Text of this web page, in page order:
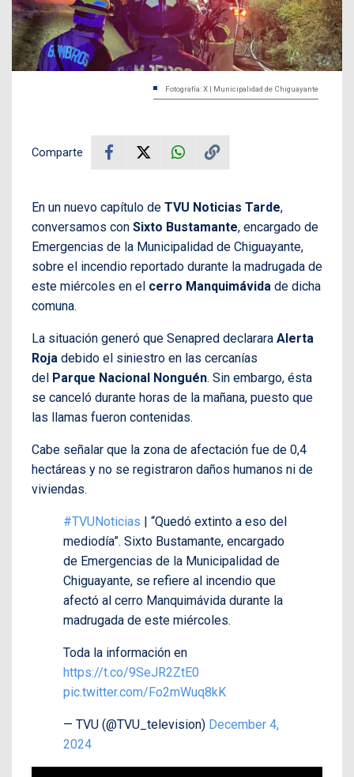
Fotografía: X | Municipalidad de Chiguayante
Comparte
En un nuevo capítulo de TVU Noticias Tarde,
conversamos con Sixto Bustamante, encargado de
Emergencias de la Municipalidad de Chiguayante,
sobre el incendio reportado durante la madrugada de
este miércoles en el cerro Manquimávida de dicha
comuna.
La situación generó que Senapred declarara Alerta
Roja debido el siniestro en las cercanías
del Parque Nacional Nonguén. Sin embargo, ésta
se canceló durante horas de la mañana, puesto que
las llamas fueron contenidas.
Cabe señalar que la zona de afectación fue de 0,4
hectáreas y no se registraron daños humanos ni de
viviendas.
#TVUNoticias | “Quedó extinto a eso del
mediodía”. Sixto Bustamante, encargado
de Emergencias de la Municipalidad de
Chiguayante, se refiere al incendio que
afectó al cerro Manquimávida durante la
madrugada de este miércoles.
Toda la información en
https://t.co/9SeJR2ZtE0
pic.twitter.com/Fo2mWuq8kK
— TVU (@TVU_television) December 4,
2024